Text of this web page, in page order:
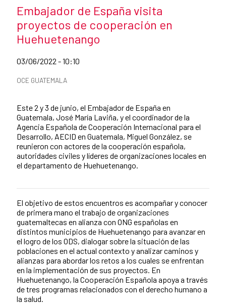
News title
Embajador de España visita
proyectos de cooperación en
Huehuetenango
Date of publication of the news item
03/06/2022 - 10:10
News categories
OCE GUATEMALA
Este 2 y 3 de junio, el Embajador de España en
Guatemala, José María Laviña, y el coordinador de la
Agencia Española de Cooperación Internacional para el
Desarrollo, AECID en Guatemala, Miguel González, se
reunieron con actores de la cooperación española,
autoridades civiles y líderes de organizaciones locales en
el departamento de Huehuetenango.
News content
El objetivo de estos encuentros es acompañar y conocer
de primera mano el trabajo de organizaciones
guatemaltecas en alianza con ONG españolas en
distintos municipios de Huehuetenango para avanzar en
el logro de los ODS, dialogar sobre la situación de las
poblaciones en el actual contexto y analizar caminos y
alianzas para abordar los retos a los cuales se enfrentan
en la implementación de sus proyectos. En
Huehuetenango, la Cooperación Española apoya a través
de tres programas relacionados con el derecho humano a
la salud.